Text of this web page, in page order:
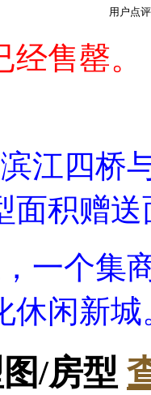
用户点评
售罄。
滨江四
面积赠
，一个
休闲新城
/房型